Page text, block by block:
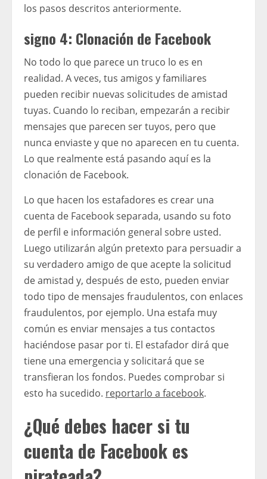
los pasos descritos anteriormente.
signo 4: Clonación de Facebook
No todo lo que parece un truco lo es en
realidad. A veces, tus amigos y familiares
pueden recibir nuevas solicitudes de amistad
tuyas. Cuando lo reciban, empezarán a recibir
mensajes que parecen ser tuyos, pero que
nunca enviaste y que no aparecen en tu cuenta.
Lo que realmente está pasando aquí es la
clonación de Facebook.
Lo que hacen los estafadores es crear una
cuenta de Facebook separada, usando su foto
de perfil e información general sobre usted.
Luego utilizarán algún pretexto para persuadir a
su verdadero amigo de que acepte la solicitud
de amistad y, después de esto, pueden enviar
todo tipo de mensajes fraudulentos, con enlaces
fraudulentos, por ejemplo. Una estafa muy
común es enviar mensajes a tus contactos
haciéndose pasar por ti. El estafador dirá que
tiene una emergencia y solicitará que se
transfieran los fondos. Puedes comprobar si
esto ha sucedido. reportarlo a facebook.
¿Qué debes hacer si tu
cuenta de Facebook es